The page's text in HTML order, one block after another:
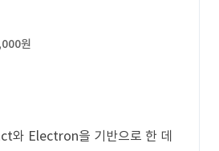
원
와 Electron을 기반으로 한 데